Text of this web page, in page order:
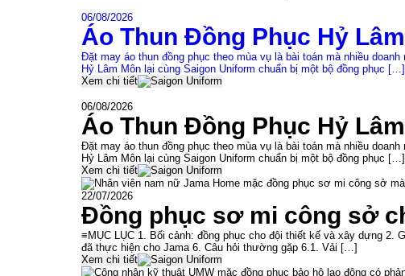
06/08/2026
Áo Thun Đồng Phục Hỷ
Đặt may áo thun đồng phục theo mùa vụ là bài toán mà nhiều
Hỷ Lâm Môn lại cùng Saigon Uniform chuẩn bị một bộ đồng phục […]
Xem chi tiết
06/08/2026
Áo Thun Đồng Phục Hỷ
Đặt may áo thun đồng phục theo mùa vụ là bài toán mà nhiều
Hỷ Lâm Môn lại cùng Saigon Uniform chuẩn bị một bộ đồng phục […]
Xem chi tiết
22/07/2026
Đồng phục sơ mi công sở
≡MỤC LỤC 1. Bối cảnh: đồng phục cho đội thiết kế và xây dựng
đã thực hiện cho Jama 6. Câu hỏi thường gặp 6.1. Vải […]
Xem chi tiết